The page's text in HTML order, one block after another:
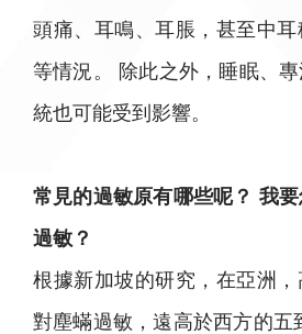
頭痛、耳鳴、耳脹，甚至中
等情況。 除此之外，睡眠、
統也可能受到影響。
常見的過敏原有哪些呢？ 我
過敏？
根據新加坡的研究，在亞洲
對塵蟎過敏，遠高於西方的五